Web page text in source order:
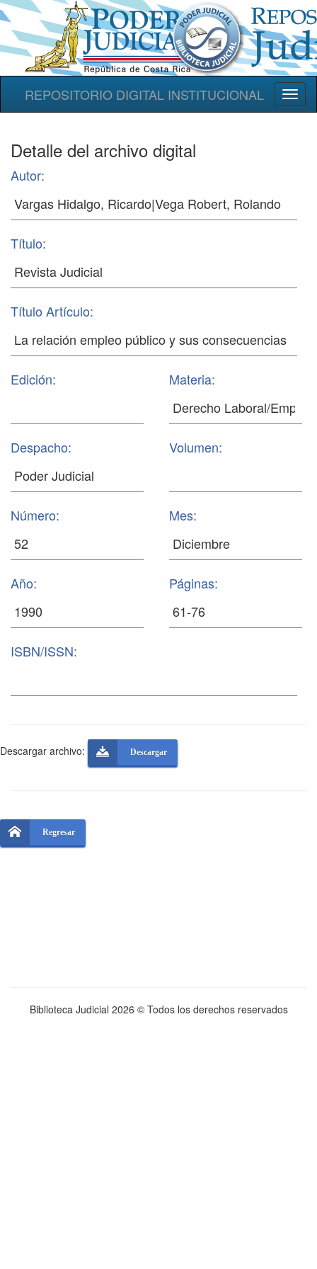
REPOSITORIO DIGITAL INSTITUCIONAL
Detalle del archivo digital
Autor:
Título:
Título Artículo:
Edición: Materia:
Despacho: Volumen:
Número: Mes:
Año: Páginas:
ISBN/ISSN:
Descargar archivo: Descargar
Regresar
Biblioteca Judicial 2026 © Todos los derechos reservados